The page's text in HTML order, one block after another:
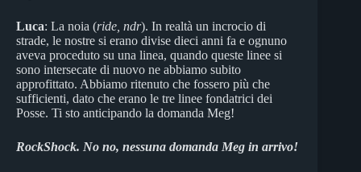
Luca: La noia (ride, ndr). In realtà un incrocio di
strade, le nostre si erano divise dieci anni fa e ognuno
aveva proceduto su una linea, quando queste linee si
sono intersecate di nuovo ne abbiamo subito
approfittato. Abbiamo ritenuto che fossero più che
sufficienti, dato che erano le tre linee fondatrici dei
Posse. Ti sto anticipando la domanda Meg!
RockShock. No no, nessuna domanda Meg in arrivo!